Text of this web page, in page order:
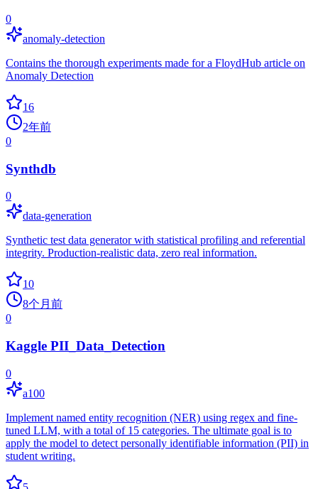
0
anomaly-detection
Contains the thorough experiments made for a FloydHub article on
Anomaly Detection
16
2年前
0
Synthdb
0
data-generation
Synthetic test data generator with statistical profiling and referential
integrity. Production-realistic data, zero real information.
10
8个月前
0
Kaggle PII_Data_Detection
0
a100
Implement named entity recognition (NER) using regex and fine-
tuned LLM, with a total of 15 categories. The ultimate goal is to
apply the model to detect personally identifiable information (PII) in
student writing.